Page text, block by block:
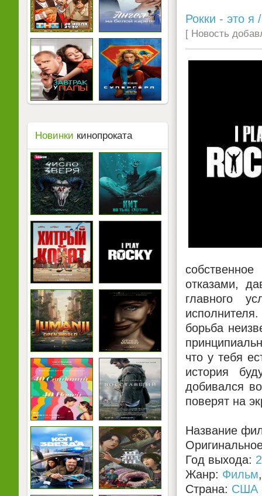
Рокки - это я
[ Новость
отказами,
главного
борьба
что у тебя
история
добивался
поверят на
Название
Год выхода:
Жанр: Фильм
Страна: США
Новинки кинопроката